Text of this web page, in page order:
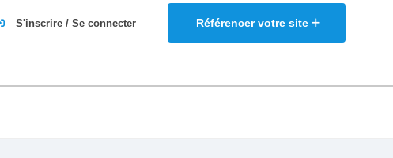
Référencer votre site
S'inscrire / Se connecter